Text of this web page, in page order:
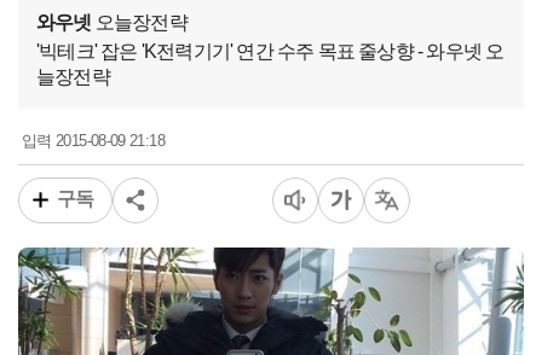
와우넷 오늘장전략
'빅테크' 잡은 'K전력기기' 연간 수주 목표 줄상향 - 와우넷 오
늘장전략
입력 2015-08-09 21:18
구독